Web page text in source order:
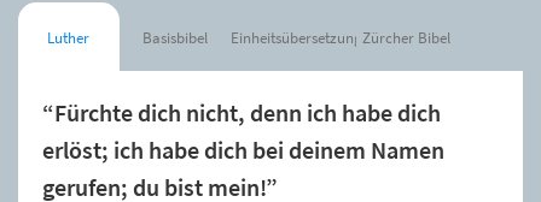
Luther Basisbibel Einheitsübersetzung Zürcher Bibel
“Fürchte dich nicht, denn ich habe dich
erlöst; ich habe dich bei deinem Namen
gerufen; du bist mein!”